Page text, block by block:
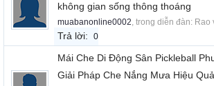
không gian sống thông thoáng
muabanonline0002, trong diễn đàn: Rao
Trả lời: 0
Mái Che Di Động Sân Pickleball
Giải Pháp Che Nắng Mưa Hiệu